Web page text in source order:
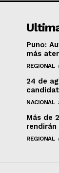
Puno:
más
REGIONAL
24 de
NACIONAL
Más de
rendirán
REGIONAL